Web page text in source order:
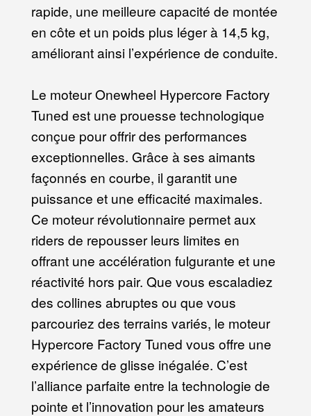
rapide, une meilleure capacité de montée
en côte et un poids plus léger à 14,5 kg,
améliorant ainsi l’expérience de conduite.
Le moteur Onewheel Hypercore Factory
Tuned est une prouesse technologique
conçue pour offrir des performances
exceptionnelles. Grâce à ses aimants
façonnés en courbe, il garantit une
puissance et une efficacité maximales.
Ce moteur révolutionnaire permet aux
riders de repousser leurs limites en
offrant une accélération fulgurante et une
réactivité hors pair. Que vous escaladiez
des collines abruptes ou que vous
parcouriez des terrains variés, le moteur
Hypercore Factory Tuned vous offre une
expérience de glisse inégalée. C’est
l’alliance parfaite entre la technologie de
pointe et l’innovation pour les amateurs